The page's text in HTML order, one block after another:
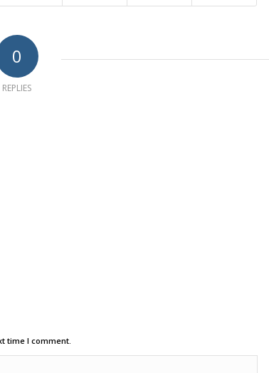
0
REPLIES
time I comment.